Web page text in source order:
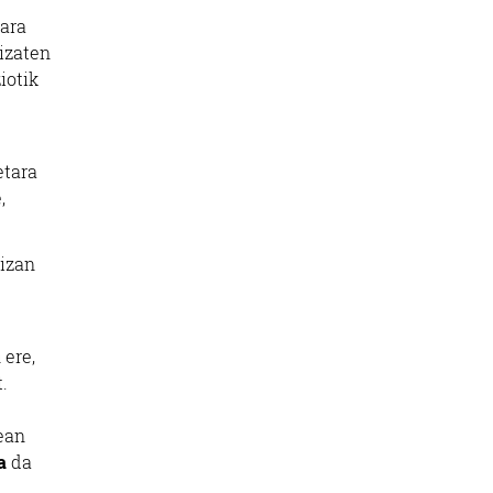
da